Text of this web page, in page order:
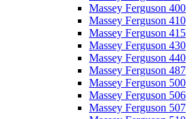
Massey Ferguson 400
Massey Ferguson 410
Massey Ferguson 415
Massey Ferguson 430
Massey Ferguson 440
Massey Ferguson 487
Massey Ferguson 500
Massey Ferguson 506
Massey Ferguson 507